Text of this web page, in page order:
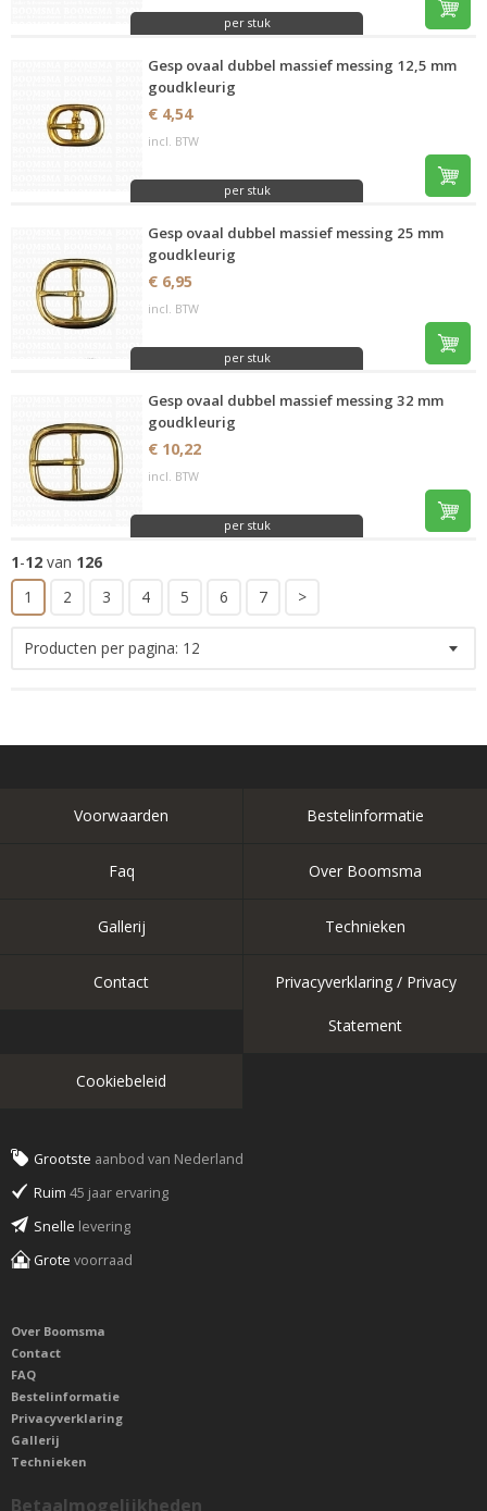
per stuk
Gesp ovaal dubbel massief messing 12,5 mm
goudkleurig
€ 4,54
incl. BTW
per stuk
Gesp ovaal dubbel massief messing 25 mm
goudkleurig
€ 6,95
incl. BTW
per stuk
Gesp ovaal dubbel massief messing 32 mm
goudkleurig
€ 10,22
incl. BTW
per stuk
1-12 van 126
1
2 3 4 5 6 7 >
Producten per pagina: 12
Voorwaarden Bestelinformatie
Faq Over Boomsma
Gallerij Technieken
Contact Privacyverklaring / Privacy
Statement
Cookiebeleid
Grootste aanbod van Nederland
Ruim 45 jaar ervaring
Snelle levering
Grote voorraad
Over Boomsma
Contact
FAQ
Bestelinformatie
Privacyverklaring
Gallerij
Technieken
Betaalmogelijkheden